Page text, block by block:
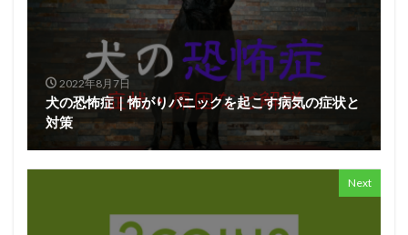
2022年8月7日
犬の恐怖症｜怖がりパニックを起こす病気の症状と
対策
Next